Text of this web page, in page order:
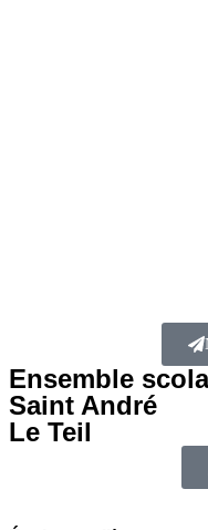
Ensemble
Saint André
Le Teil